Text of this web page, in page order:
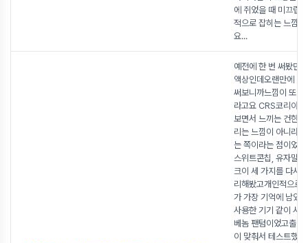
에 쥐었을 때 미끄럽
적으로 잡히는 느낌이
요...
예전에 한 번 써봤던
액상인데오랜만에 다
써보니까느낌이 또
라고요 CRS코리아는
보면서 느끼는 건한
리는 느낌이 아니라
는 쪽이라는 점이었
스위트콘칩, 유자말
크이 세 가지를 다시
리해봤고개인적으로
가 가장 기억에 남았
사용한 기기 같이 사
베놈 팬텀이었고출력
이 맞춰서 테스트했